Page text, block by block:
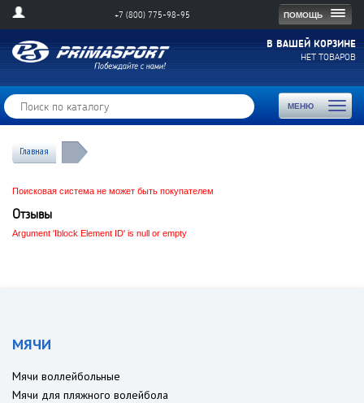
ПОМОЩЬ
+7 (800) 775-98-95
В ВАШЕЙ КОРЗИНЕ
НЕТ ТОВАРОВ
МЕНЮ
Toggle
Главная
Поисковая система не может быть покупателем
Отзывы
Argument 'Iblock Element ID' is null or empty
МЯЧИ
Мячи воллейбольные
Мячи для пляжного волейбола